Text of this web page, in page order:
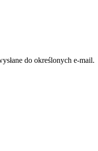
do określonych e-mail.